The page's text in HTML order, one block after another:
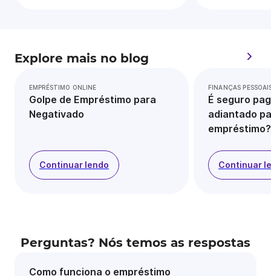
Explore mais no blog
EMPRÉSTIMO ONLINE
Golpe de Empréstimo para
Negativado
Continuar lendo
FINANÇAS
É seguro
adiantado
empréstimo?
Continuar
Perguntas? Nós temos as respostas
Como funciona o empréstimo